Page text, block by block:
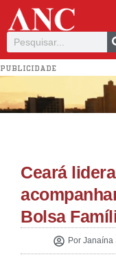
PUBLICIDADE
Ceará
Bolsa
PorJanaína